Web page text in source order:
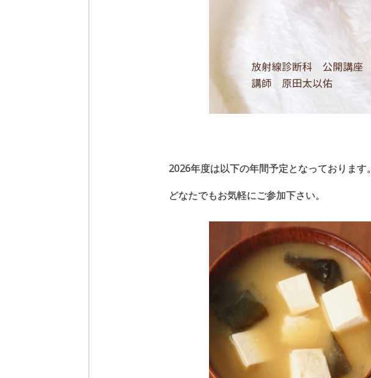
2026年度は以下の年間予定となっております。
どなたでもお気軽にご参加下さい。